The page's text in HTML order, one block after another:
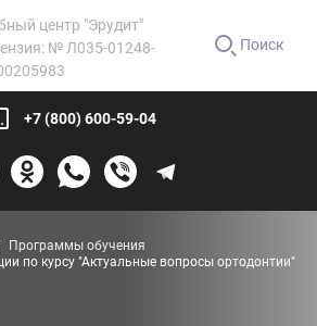
центр "Эрудит"
№ Л035-01248-
Поиск
+7 (800) 600-59-04
Программы обучения
по курсу "Актуальные вопросы ортодонтии"